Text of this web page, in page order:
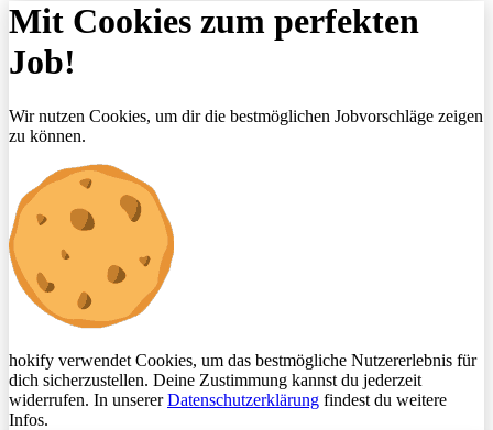
Mit Cookies zum perfekten
Job!
Wir nutzen Cookies, um dir die bestmöglichen Jobvorschläge zeigen
zu können.
hokify verwendet Cookies, um das bestmögliche Nutzererlebnis für
dich sicherzustellen. Deine Zustimmung kannst du jederzeit
widerrufen. In unsererDatenschutzerklärung findest du weitere
Infos.